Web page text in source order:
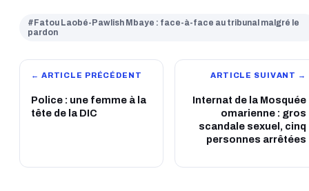
#Fatou Laobé-Pawlish Mbaye : face-à-face au tribunal malgré le
pardon
← ARTICLE PRÉCÉDENT
Police : une femme à la
tête de la DIC
ARTICLE SUIVANT →
Internat de la Mosquée
omarienne : gros
scandale sexuel, cinq
personnes arrêtées